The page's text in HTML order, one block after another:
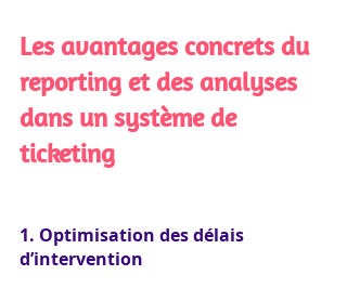
Les avantages concrets du
reporting et des analyses
dans un système de
ticketing
1. Optimisation des délais
d’intervention